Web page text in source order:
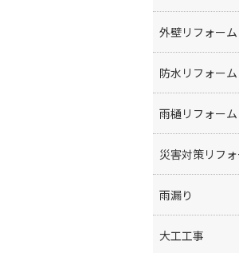
外壁リフォーム
防水リフォーム
雨樋リフォーム
災害対策リフ
雨漏り
大工工事